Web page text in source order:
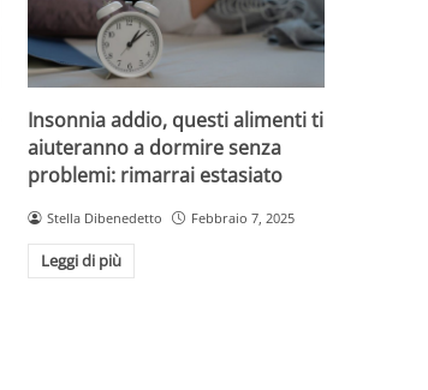
Insonnia addio, questi alimenti ti
aiuteranno a dormire senza
problemi: rimarrai estasiato
Stella Dibenedetto Febbraio 7, 2025
Leggi di più